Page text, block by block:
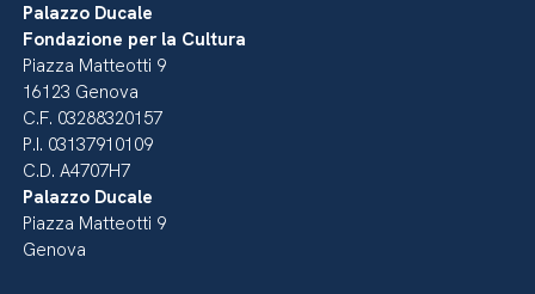
Palazzo Ducale
Fondazione per la Cultura
Piazza Matteotti 9
16123 Genova
C.F. 03288320157
P.I. 03137910109
C.D. A4707H7
Palazzo Ducale
Piazza Matteotti 9
Genova